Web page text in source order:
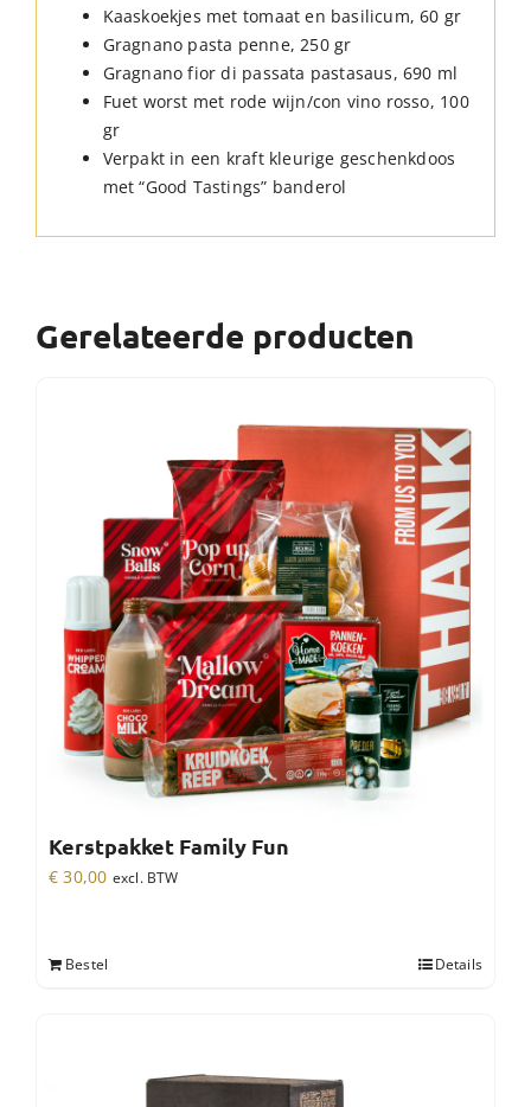
Kaaskoekjes met tomaat en basilicum, 60 gr
Gragnano pasta penne, 250 gr
Gragnano fior di passata pastasaus, 690 ml
Fuet worst met rode wijn/con vino rosso, 100
gr
Verpakt in een kraft kleurige geschenkdoos
met “Good Tastings” banderol
Gerelateerde producten
Kerstpakket Family Fun
€ 30,00 excl. BTW
Bestel Details